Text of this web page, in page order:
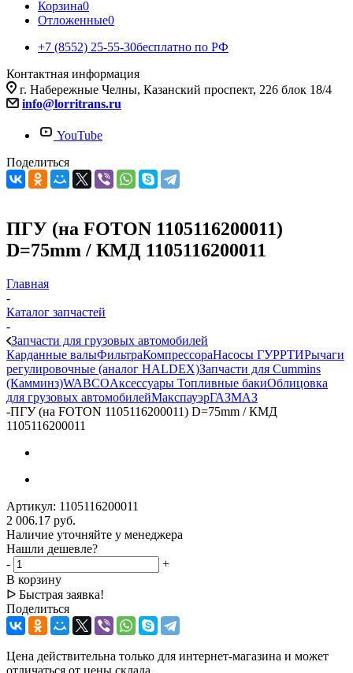
Корзина0
Отложенные0
+7 (8552) 25-55-30бесплатно по РФ
Контактная информация
г. Набережные Челны, Казанский проспект, 226 блок 18/4
info@lorritrans.ru
YouTube
Поделиться
ПГУ (на FOTON 1105116200011)
D=75mm / КМД 1105116200011
Главная
-
Каталог запчастей
-
Запчасти для грузовых автомобилей
Карданные валыФильтраКомпрессораНасосы ГУРРТИРычаги
регулировочные (аналог HALDEX)Запчасти для Cummins
(Камминз)WABCOАксессуары Топливные бакиОблицовка
для грузовых автомобилейМакспауэрГАЗМАЗ
-ПГУ (на FOTON 1105116200011) D=75mm / КМД
1105116200011
Артикул: 1105116200011
2 006.17 руб.
Наличие уточняйте у менеджера
Нашли дешевле?
-
+
В корзину
ᐅ Быстрая заявка!
Поделиться
Цена действительна только для интернет-магазина и может